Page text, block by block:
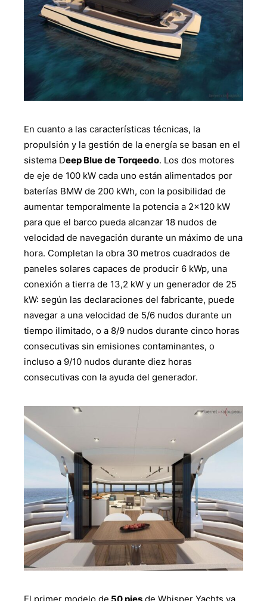
En cuanto a las características técnicas, la
propulsión y la gestión de la energía se basan en el
sistema Deep Blue de Torqeedo. Los dos motores
de eje de 100 kW cada uno están alimentados por
baterías BMW de 200 kWh, con la posibilidad de
aumentar temporalmente la potencia a 2×120 kW
para que el barco pueda alcanzar 18 nudos de
velocidad de navegación durante un máximo de una
hora. Completan la obra 30 metros cuadrados de
paneles solares capaces de producir 6 kWp, una
conexión a tierra de 13,2 kW y un generador de 25
kW: según las declaraciones del fabricante, puede
navegar a una velocidad de 5/6 nudos durante un
tiempo ilimitado, o a 8/9 nudos durante cinco horas
consecutivas sin emisiones contaminantes, o
incluso a 9/10 nudos durante diez horas
consecutivas con la ayuda del generador.